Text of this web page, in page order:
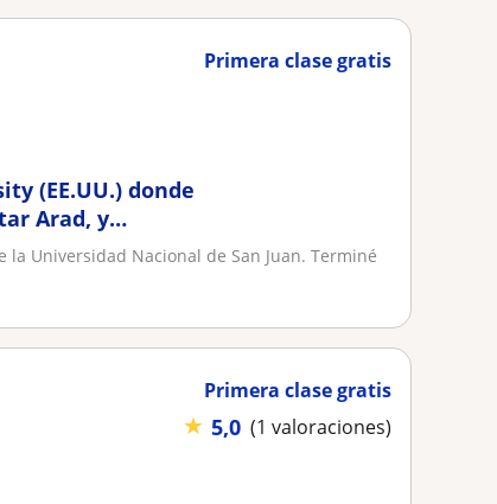
Primera clase gratis
(EE.UU.) donde
Arad, y
en música
Universidad Nacional de San Juan. Terminé
Primera clase gratis
★ 5,0 (1 valoraciones)